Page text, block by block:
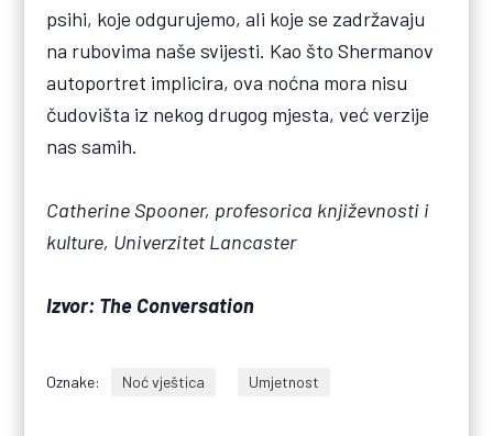
psihi, koje odgurujemo, ali koje se zadržavaju
na rubovima naše svijesti. Kao što Shermanov
autoportret implicira, ova noćna mora nisu
čudovišta iz nekog drugog mjesta, već verzije
nas samih.
Catherine Spooner, profesorica književnosti i
kulture, Univerzitet Lancaster
Izvor: The Conversation
Oznake: Noć vještica Umjetnost